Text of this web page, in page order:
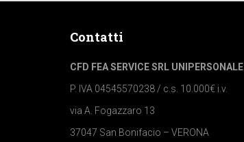
Contatti
CFD FEA SERVICE SRL UNIPERSONALE
P. IVA 04545570238 / c.s. 10.000€ i.v.
via A. Fogazzaro 13
37047 San Bonifacio – VERONA